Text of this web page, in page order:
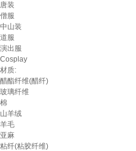
唐装
僧服
中山装
道服
演出服
Cosplay
材质:
醋酯纤维(醋纤)
玻璃纤维
棉
山羊绒
羊毛
亚麻
粘纤(粘胶纤维)